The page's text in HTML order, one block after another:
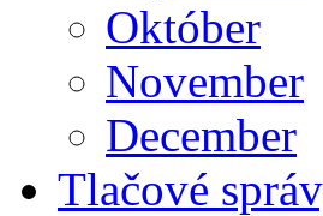
Október
November
December
Tlačové